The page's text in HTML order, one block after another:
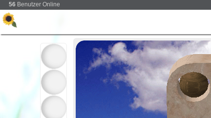
56 Benutzer Online